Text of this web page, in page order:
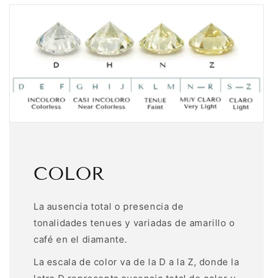
COLOR
La ausencia total o presencia de
tonalidades tenues y variadas de amarillo o
café en el diamante.
La escala de color va de la D a la Z, donde la